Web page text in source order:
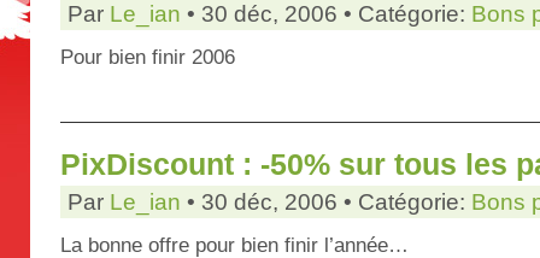
Par Le_ian • 30 déc, 2006 • Catégorie: Bons
Pour bien finir 2006
PixDiscount : -50% sur tous les
Par Le_ian • 30 déc, 2006 • Catégorie: Bons
La bonne offre pour bien finir l’année…